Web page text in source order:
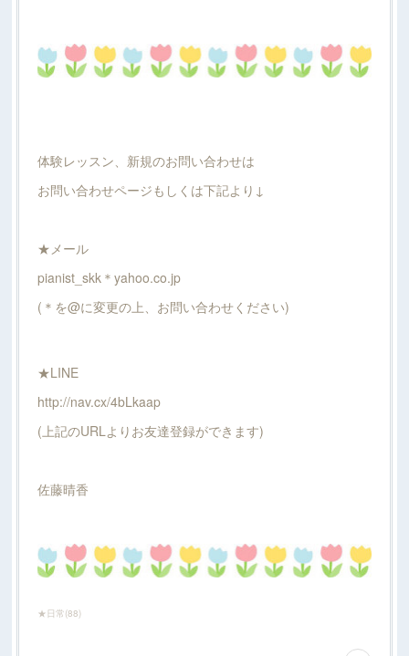
体験レッスン、新規のお問い合わせは
お問い合わせページもしくは下記より↓
★メール
pianist_skk＊yahoo.co.jp
(＊を@に変更の上、お問い合わせください)
★LINE
http://nav.cx/4bLkaap
(上記のURLよりお友達登録ができます)
佐藤晴香
★日常(88)